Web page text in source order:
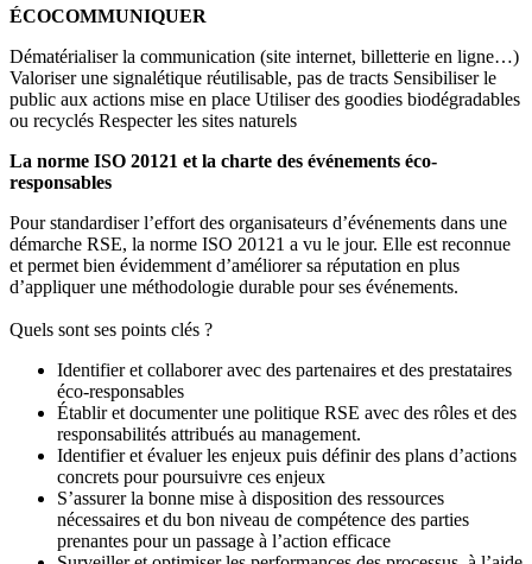
ÉCOCOMMUNIQUER
Dématérialiser la communication (site internet, billetterie en ligne…)
Valoriser une signalétique réutilisable, pas de tracts Sensibiliser le
public aux actions mise en place Utiliser des goodies biodégradables
ou recyclés Respecter les sites naturels
La norme ISO 20121 et la charte des événements éco-
responsables
Pour standardiser l’effort des organisateurs d’événements dans une
démarche RSE, la norme ISO 20121 a vu le jour. Elle est reconnue
et permet bien évidemment d’améliorer sa réputation en plus
d’appliquer une méthodologie durable pour ses événements.
Quels sont ses points clés ?
Identifier et collaborer avec des partenaires et des prestataires
éco-responsables
Établir et documenter une politique RSE avec des rôles et des
responsabilités attribués au management.
Identifier et évaluer les enjeux puis définir des plans d’actions
concrets pour poursuivre ces enjeux
S’assurer la bonne mise à disposition des ressources
nécessaires et du bon niveau de compétence des parties
prenantes pour un passage à l’action efficace